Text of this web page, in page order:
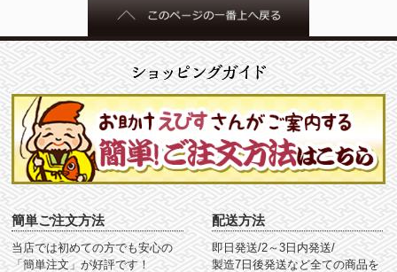
簡単ご注文方法
当店では初めての方でも安心の
「簡単注文」が好評です！
配送方法
即日発送/2～3日内発送/
製造7日後発送など全ての商品を